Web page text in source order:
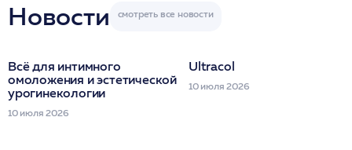
Новости
Всё для интимного
омоложения и эстетической
урогинекологии
10 июля 2026
Ultracol
10 июля 2026